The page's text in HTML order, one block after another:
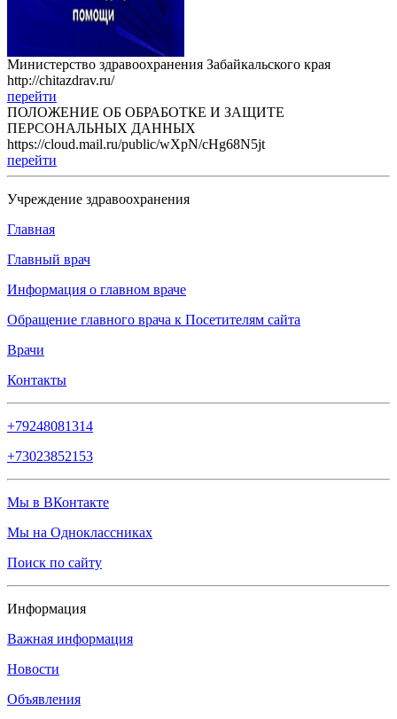
Министерство здравоохранения Забайкальского края
http://chitazdrav.ru/
перейти
ПОЛОЖЕНИЕ ОБ ОБРАБОТКЕ И ЗАЩИТЕ
ПЕРСОНАЛЬНЫХ ДАННЫХ
https://cloud.mail.ru/public/wXpN/cHg68N5jt
перейти
Учреждение здравоохранения
Главная
Главный врач
Информация о главном враче
Обращение главного врача к Посетителям сайта
Врачи
Контакты
+79248081314
+73023852153
Мы в ВКонтакте
Мы на Одноклассниках
Поиск по сайту
Информация
Важная информация
Новости
Объявления